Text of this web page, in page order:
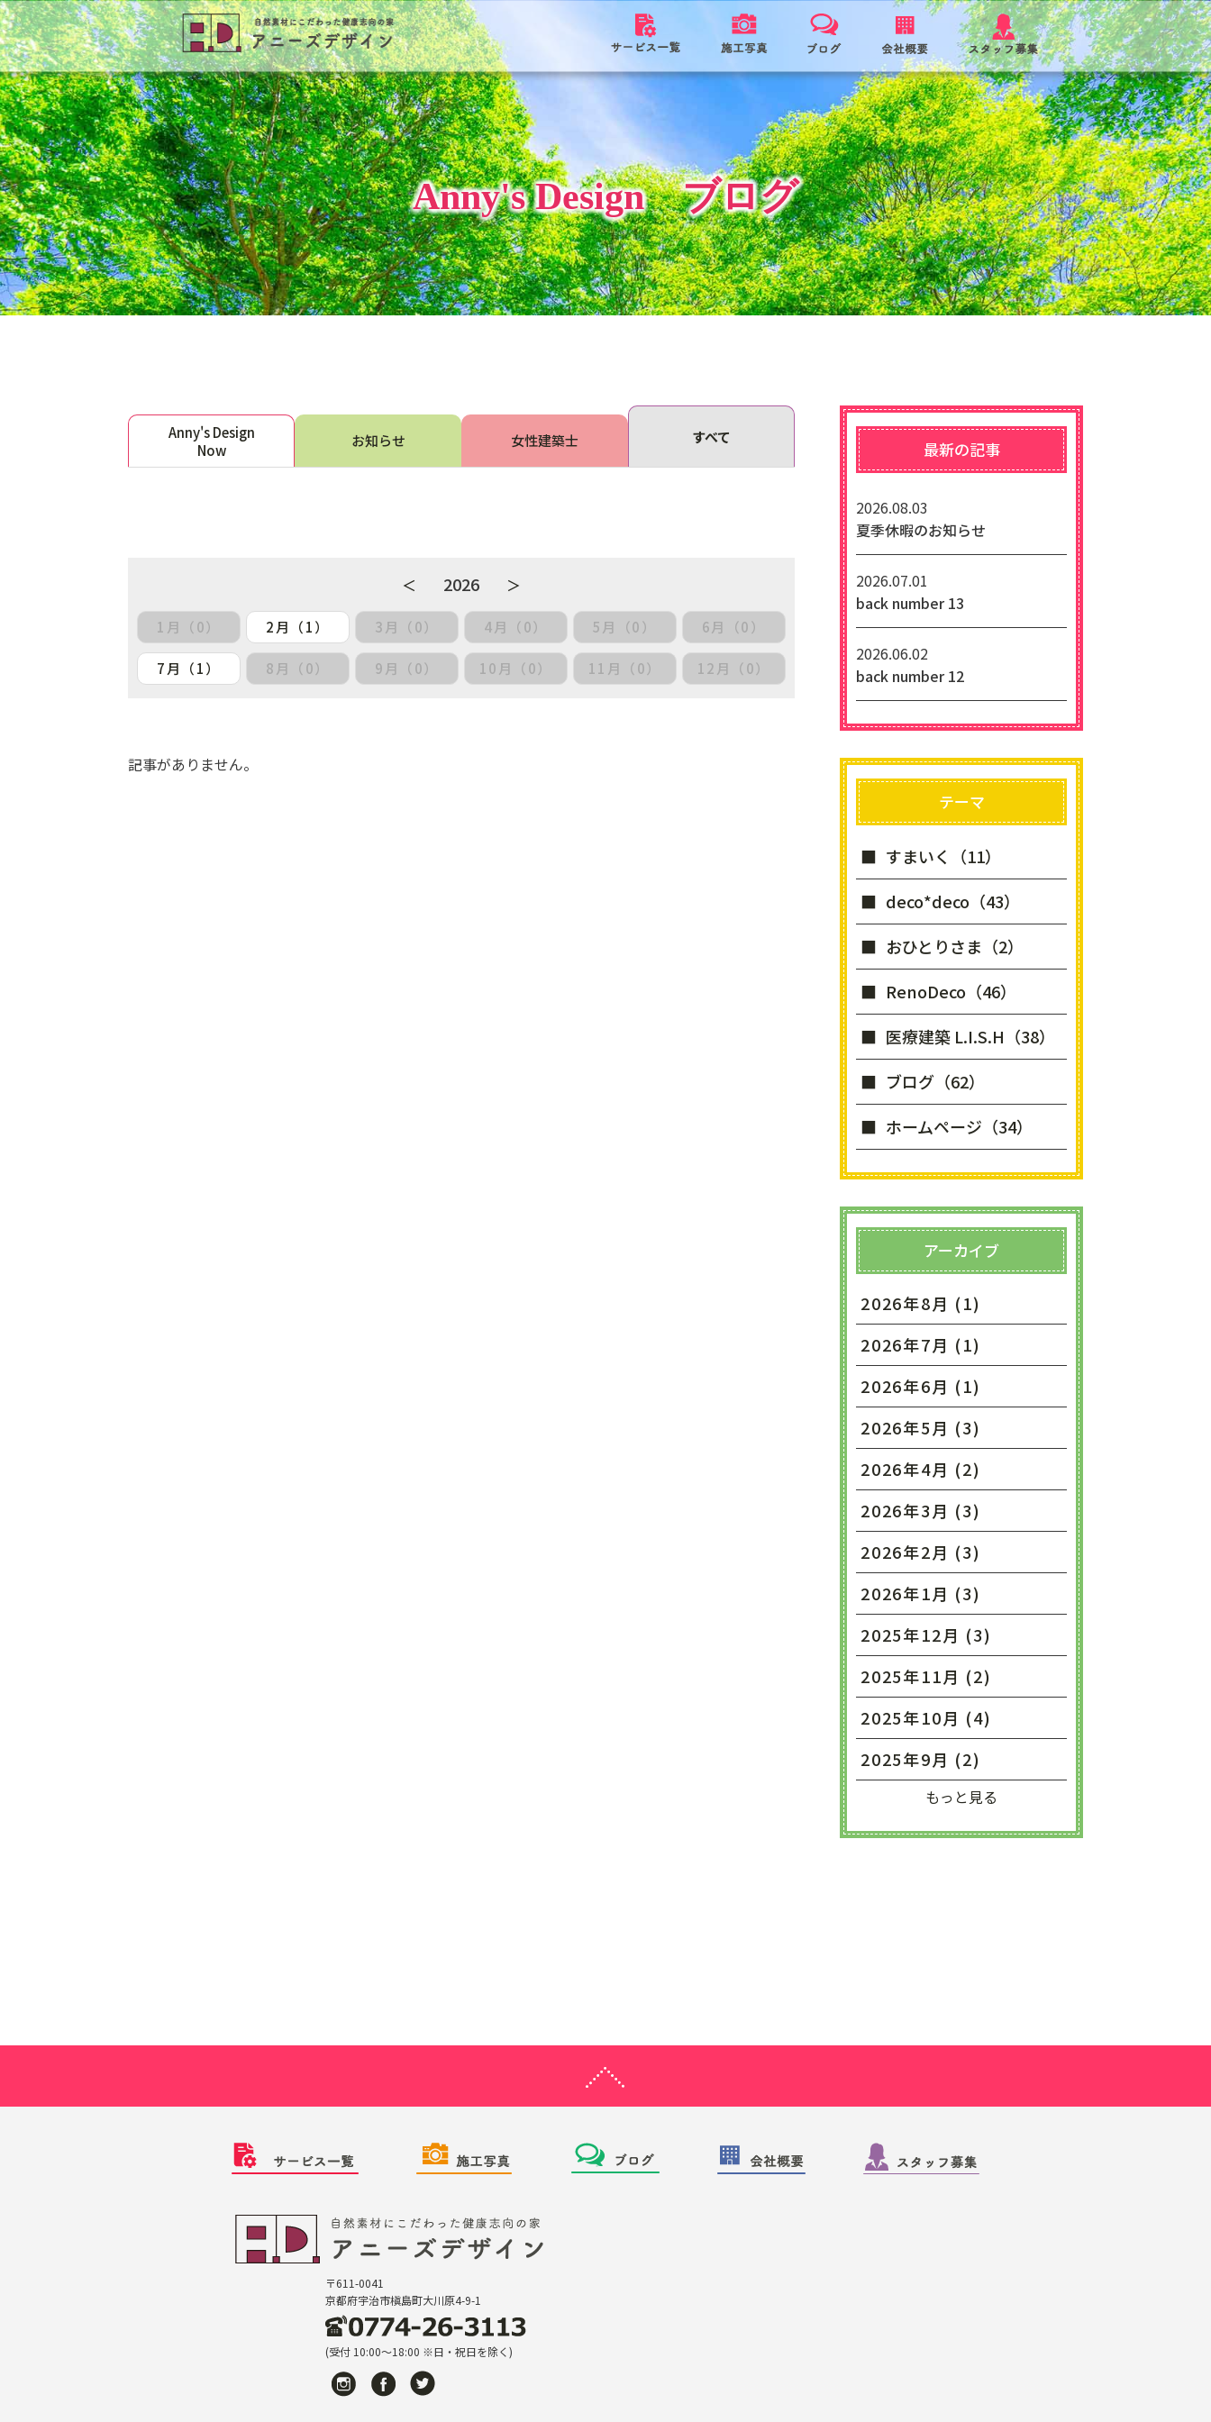
Anny's Design ブログ
Anny's Design
Now
お知らせ 女性建築士 すべて
＜ 2026 ＞
1月（0） 2月（1） 3月（0） 4月（0） 5月（0） 6月（0）
7月（1） 8月（0） 9月（0） 10月（0） 11月（0） 12月（0）
記事がありません。
最新の記事
2026.08.03
夏季休暇のお知らせ
2026.07.01
back number 13
2026.06.02
back number 12
テーマ
すまいく（11）
deco*deco（43）
おひとりさま（2）
RenoDeco（46）
医療建築 L.I.S.H（38）
ブログ（62）
ホームページ（34）
アーカイブ
2026年8月 (1)
2026年7月 (1)
2026年6月 (1)
2026年5月 (3)
2026年4月 (2)
2026年3月 (3)
2026年2月 (3)
2026年1月 (3)
2025年12月 (3)
2025年11月 (2)
2025年10月 (4)
2025年9月 (2)
もっと見る
〒611-0041
京都府宇治市槇島町大川原4-9-1
(受付 10:00〜18:00 ※日・祝日を除く)